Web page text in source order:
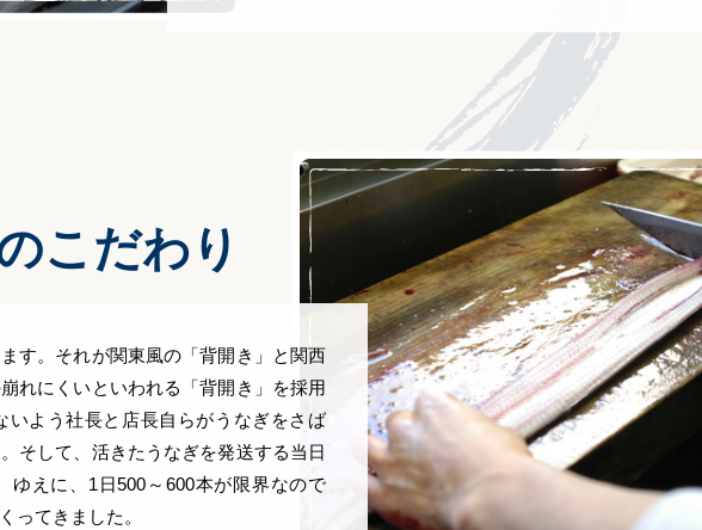
こだわり
す。それが関東風の「背開き」と関西
れにくいといわれる「背開き」を採用
よう社長と店長自らがうなぎをさば
そして、活きたうなぎを発送する当日
ゆえに、1日500～600本が限界なので
ってきました。